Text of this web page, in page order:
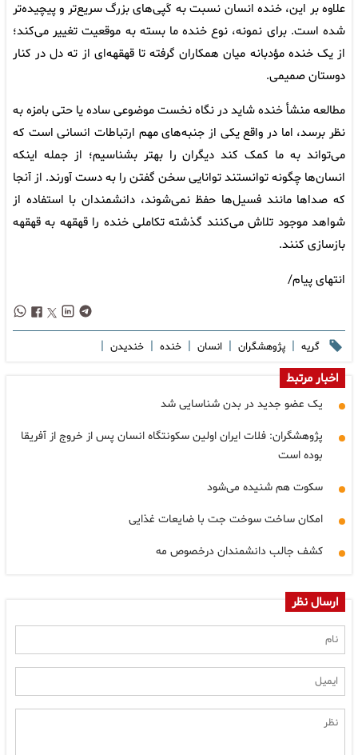
علاوه بر این، خنده انسان نسبت به کَپی‌های بزرگ سریع‌تر و پیچیده‌تر
شده است. برای نمونه، نوع خنده ما بسته به موقعیت تغییر می‌کند؛
از یک خنده مؤدبانه میان همکاران گرفته تا قهقهه‌ای از ته دل در کنار
دوستان صمیمی.
مطالعه منشأ خنده شاید در نگاه نخست موضوعی ساده یا حتی بامزه به
نظر برسد، اما در واقع یکی از جنبه‌های مهم ارتباطات انسانی است که
می‌تواند به ما کمک کند دیگران را بهتر بشناسیم؛ از جمله اینکه
انسان‌ها چگونه توانستند توانایی سخن گفتن را به دست آورند. از آنجا
که صداها مانند فسیل‌ها حفظ نمی‌شوند، دانشمندان با استفاده از
شواهد موجود تلاش می‌کنند گذشته تکاملی خنده را قهقهه به قهقهه
بازسازی کنند.
انتهای پیام/
گریه | پژوهشگران | انسان | خنده | خندیدن |
اخبار مرتبط
یک عضو جدید در بدن شناسایی شد
پژوهشگران: فلات ایران اولین سکونتگاه انسان پس از خروج از آفریقا
بوده است
سکوت هم شنیده می‌شود
امکان ساخت سوخت جت با ضایعات غذایی
کشف جالب دانشمندان درخصوص مه
ارسال نظر